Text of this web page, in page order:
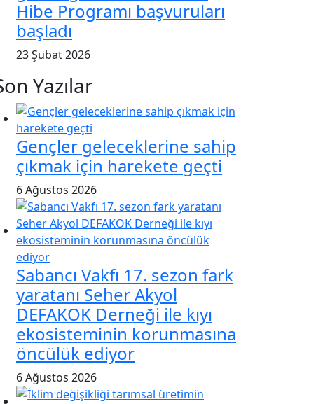
Hibe Programı başvuruları
başladı
23 Şubat 2026
Yazılar
Gençler geleceklerine sahip
çıkmak için harekete geçti
6 Ağustos 2026
Sabancı Vakfı 17. sezon fark
yaratanı Seher Akyol
DEFAKOK Derneği ile kıyı
ekosisteminin korunmasına
öncülük ediyor
6 Ağustos 2026